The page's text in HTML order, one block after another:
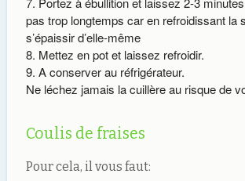
pas trop longtemps car en refroidissant la
s’épaissir d’elle-même
Mettez en pot et laissez refroidir.
A conserver au réfrigérateur.
Ne léchez jamais la cuillère au risque de
Coulis de fraises
Pour cela, il vous faut: